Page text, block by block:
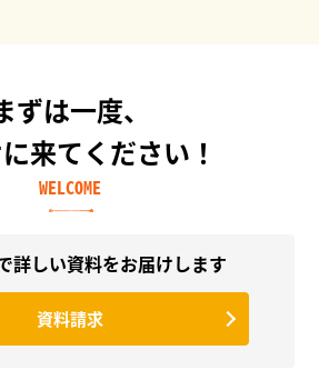
ずは一度、
来てください！
WELCOME
詳しい資料をお届けします
資料請求